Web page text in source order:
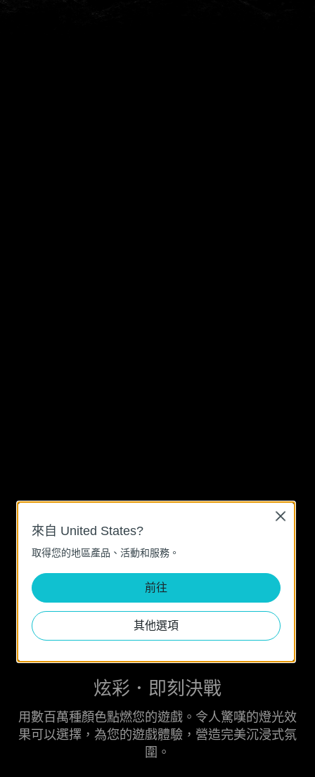
炫彩．即刻決戰
用數百萬種顏色點燃您的遊戲。令人驚嘆的燈光效
果可以選擇，為您的遊戲體驗，營造完美沉浸式氛
圍。
來自 United States?
取得您的地區產品、活動和服務。
前往
其他選項
Close